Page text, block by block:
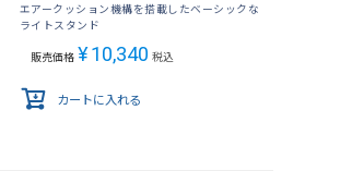
エアークッション機構を搭載したベーシックな
ライトスタンド
販売価格 ¥10,340 税込
カートに入れる